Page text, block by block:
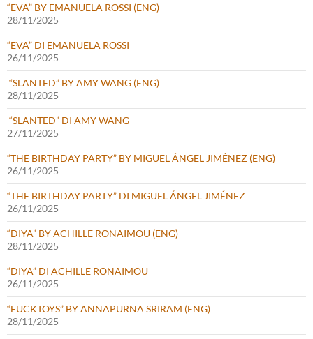
“EVA” BY EMANUELA ROSSI (ENG)
28/11/2025
“EVA” DI EMANUELA ROSSI
26/11/2025
“SLANTED” BY AMY WANG (ENG)
28/11/2025
“SLANTED” DI AMY WANG
27/11/2025
“THE BIRTHDAY PARTY” BY MIGUEL ÁNGEL JIMÉNEZ (ENG)
26/11/2025
“THE BIRTHDAY PARTY” DI MIGUEL ÁNGEL JIMÉNEZ
26/11/2025
“DIYA” BY ACHILLE RONAIMOU (ENG)
28/11/2025
“DIYA” DI ACHILLE RONAIMOU
26/11/2025
“FUCKTOYS” BY ANNAPURNA SRIRAM (ENG)
28/11/2025